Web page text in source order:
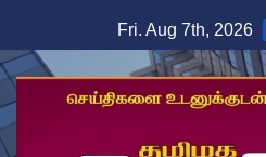
to
content
Fri. Aug 7th, 2026